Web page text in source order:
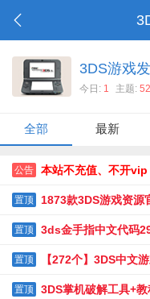
3DS游戏
今日: 1 主题:
全部 最新
公告 本站不充值、不开vip
置顶 1873款3DS游戏资源
置顶 3ds金手指中文代码
置顶 【272个】3DS中文
置顶 3DS掌机破解工具+